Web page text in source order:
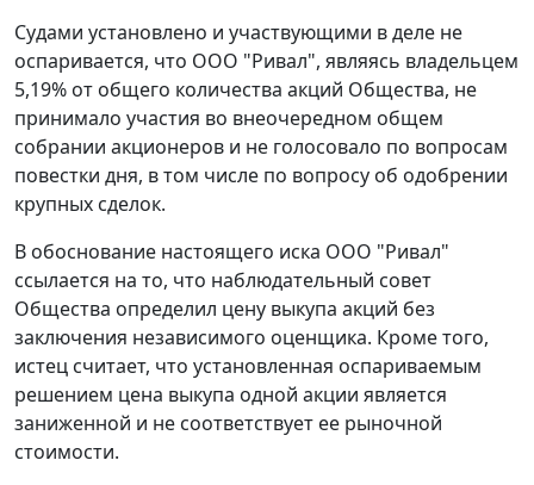
Судами установлено и участвующими в деле не
оспаривается, что ООО "Ривал", являясь владельцем
5,19% от общего количества акций Общества, не
принимало участия во внеочередном общем
собрании акционеров и не голосовало по вопросам
повестки дня, в том числе по вопросу об одобрении
крупных сделок.
В обоснование настоящего иска ООО "Ривал"
ссылается на то, что наблюдательный совет
Общества определил цену выкупа акций без
заключения независимого оценщика. Кроме того,
истец считает, что установленная оспариваемым
решением цена выкупа одной акции является
заниженной и не соответствует ее рыночной
стоимости.